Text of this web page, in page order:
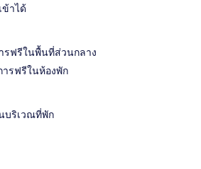
ข้าได้
รฟรีในพื้นที่ส่วนกลาง
ารฟรีในห้องพัก
บริเวณที่พัก